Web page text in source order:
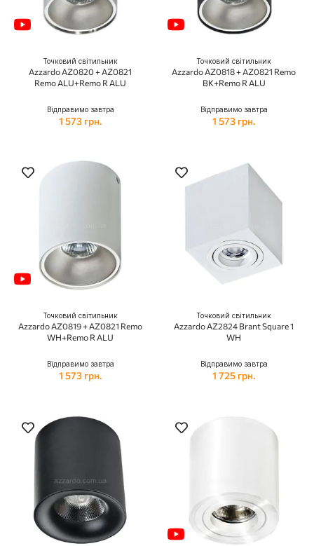
Точковий світильник
Azzardo AZ0820 + AZ0821
Remo ALU+Remo R ALU
Відправимо завтра
1 573 грн.
Точковий світильник
Azzardo AZ0818 + AZ0821 Remo
BK+Remo R ALU
Відправимо завтра
1 573 грн.
Точковий світильник
Azzardo AZ0819 + AZ0821 Remo
WH+Remo R ALU
Відправимо завтра
1 573 грн.
Точковий світильник
Azzardo AZ2824 Brant Square 1
WH
Відправимо завтра
1 725 грн.